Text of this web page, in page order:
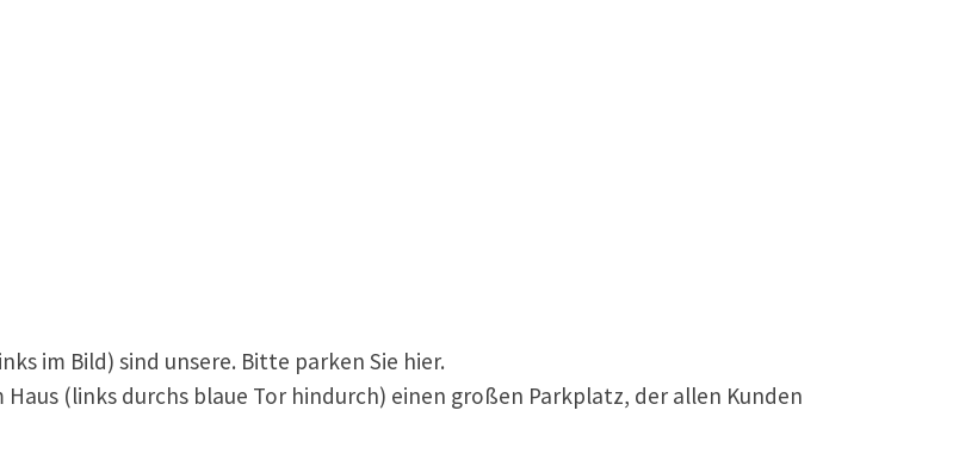
im Bild) sind unsere. Bitte parken Sie hier.
(links durchs blaue Tor hindurch) einen großen Parkplatz, der allen Kunden